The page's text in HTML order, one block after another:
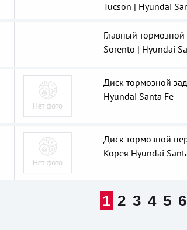
Tucson | Hyundai
Главный
Sorento | Hyundai
Диск тормозной
Hyundai Santa Fe
Диск тормозной
Корея Hyundai
1 2 3 4 5 6